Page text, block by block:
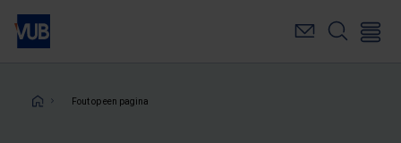
Overslaan
naar
inhoudKruimelpad
Fout op een pagina